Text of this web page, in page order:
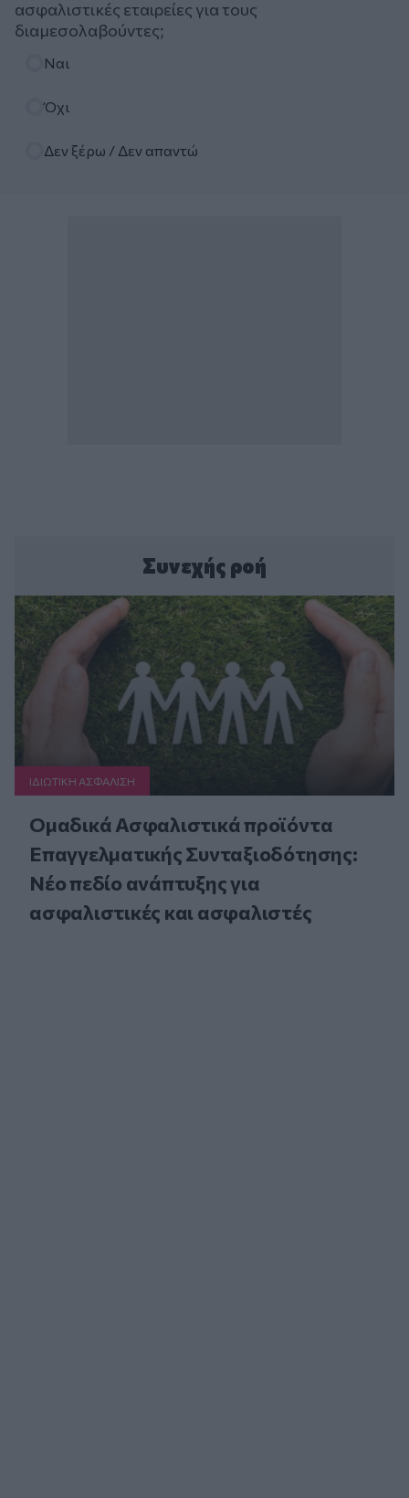
ασφαλιστικές εταιρείες για τους
διαμεσολαβούντες;
Ναι
Όχι
Δεν ξέρω / Δεν απαντώ
Συνεχής ροή
ΙΔΙΩΤΙΚΗ ΑΣΦAΛΙΣΗ
Ομαδικά Ασφαλιστικά προϊόντα
Επαγγελματικής Συνταξιοδότησης:
Νέο πεδίο ανάπτυξης για
ασφαλιστικές και ασφαλιστές